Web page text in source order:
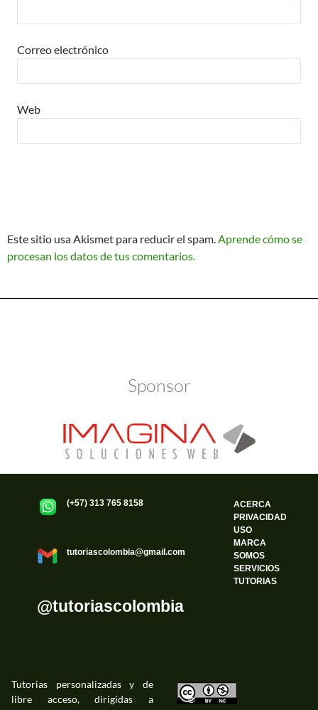
Correo electrónico
Web
Este sitio usa Akismet para reducir el spam. Aprende cómo se
procesan los datos de tus comentarios.
Sponsor
(+57) 313 765 8158
tutoriascolombia@gmail.com
@tutoriascolombia
ACERCA
PRIVACIDAD
USO
MARCA
SOMOS
SERVICIOS
TUTORIAS
Tutorias personalizadas y de
libre acceso, dirigidas a
©